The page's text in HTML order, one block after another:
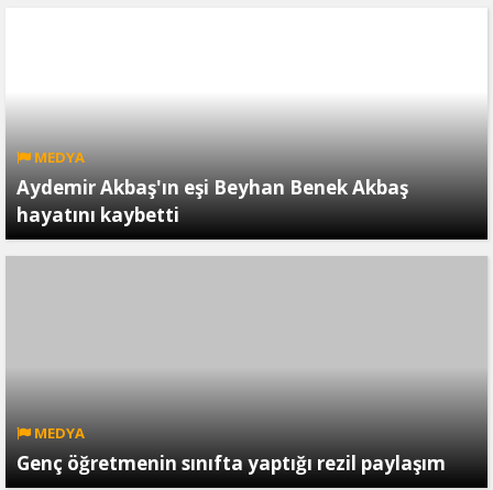
MEDYA
Aydemir Akbaş'ın eşi Beyhan Benek Akbaş
hayatını kaybetti
MEDYA
Genç öğretmenin sınıfta yaptığı rezil paylaşım